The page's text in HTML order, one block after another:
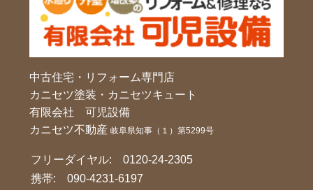
中古住宅・リフォーム専門店
カニセツ塗装・カニセツキュート
有限会社 可児設備
カニセツ不動産岐阜県知事（１）第5299号
フリーダイヤル:0120-24-2305
携帯:090-4231-6197